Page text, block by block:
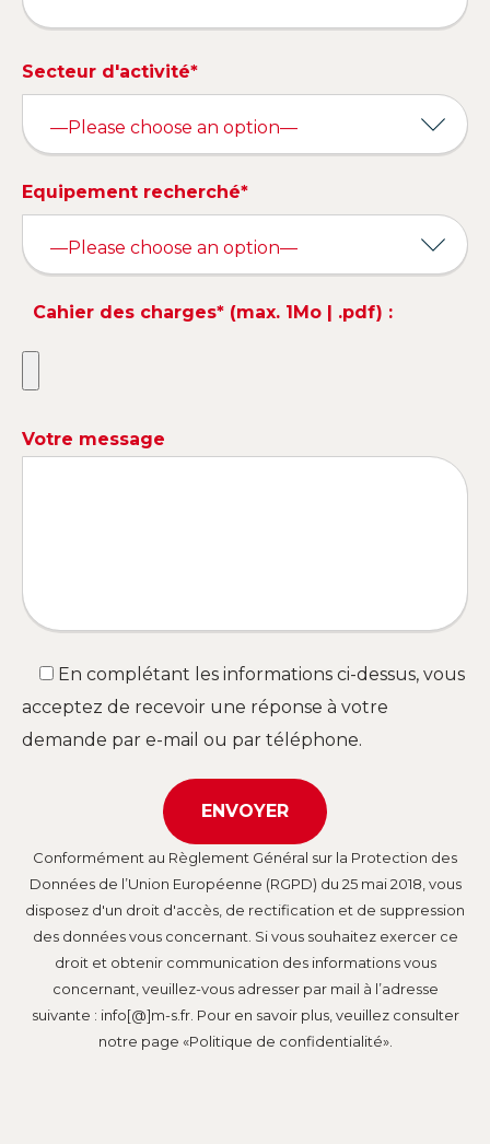
Secteur d'activité*
Equipement recherché*
Cahier des charges* (max. 1Mo | .pdf) :
Votre message
En complétant les informations ci-dessus, vous
acceptez de recevoir une réponse à votre
demande par e-mail ou par téléphone.
Conformément au Règlement Général sur la Protection des
Données de l’Union Européenne (RGPD) du 25 mai 2018, vous
disposez d'un droit d'accès, de rectification et de suppression
des données vous concernant. Si vous souhaitez exercer ce
droit et obtenir communication des informations vous
concernant, veuillez-vous adresser par mail à l’adresse
suivante : info[@]m-s.fr. Pour en savoir plus, veuillez consulter
notre page «Politique de confidentialité».